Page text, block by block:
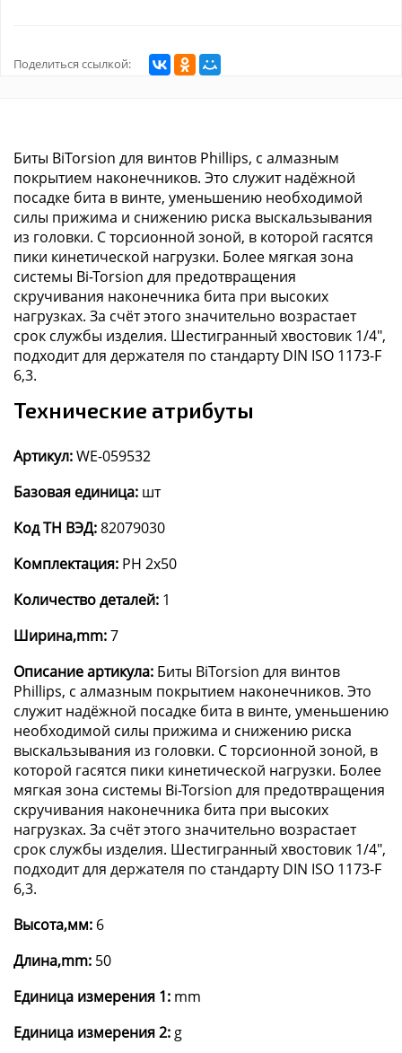
Поделиться ссылкой:
Биты BiTorsion для винтов Phillips, с алмазным
покрытием наконечников. Это служит надёжной
посадке бита в винте, уменьшению необходимой
силы прижима и снижению риска выскальзывания
из головки. С торсионной зоной, в которой гасятся
пики кинетической нагрузки. Более мягкая зона
системы Bi-Torsion для предотвращения
скручивания наконечника бита при высоких
нагрузках. За счёт этого значительно возрастает
срок службы изделия. Шестигранный хвостовик 1/4",
подходит для держателя по стандарту DIN ISO 1173-F
6,3.
Технические атрибуты
Артикул:WE-059532
Базовая единица: шт
Код ТН ВЭД:82079030
Комплектация: PH 2x50
Количество деталей: 1
Ширина,mm:7
Описание артикула: Биты BiTorsion для винтов
Phillips, с алмазным покрытием наконечников. Это
служит надёжной посадке бита в винте, уменьшению
необходимой силы прижима и снижению риска
выскальзывания из головки. С торсионной зоной, в
которой гасятся пики кинетической нагрузки. Более
мягкая зона системы Bi-Torsion для предотвращения
скручивания наконечника бита при высоких
нагрузках. За счёт этого значительно возрастает
срок службы изделия. Шестигранный хвостовик 1/4",
подходит для держателя по стандарту DIN ISO 1173-F
6,3.
Высота,мм: 6
Длина,mm: 50
Единица измерения 1: mm
Единица измерения 2: g